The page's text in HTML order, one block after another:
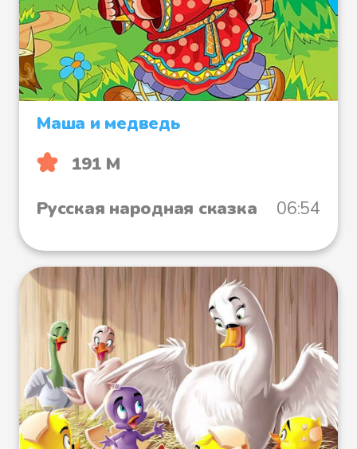
Маша и медведь
191 М
Русская народная сказка
06:54